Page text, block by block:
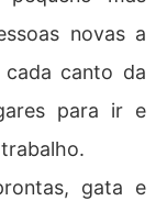
novas a
cada canto da
para ir e
gata e